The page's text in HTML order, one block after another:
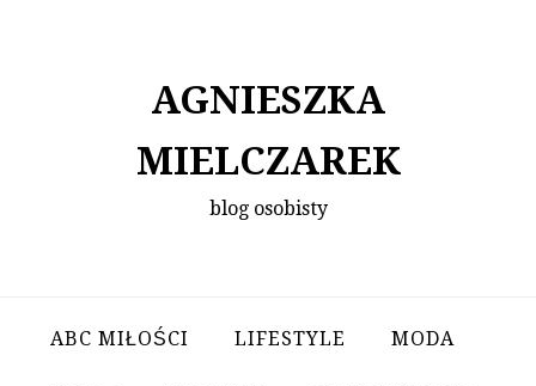
AGNIESZKA
MIELCZAREK
blog osobisty
ABC MIŁOŚCI LIFESTYLE MODA